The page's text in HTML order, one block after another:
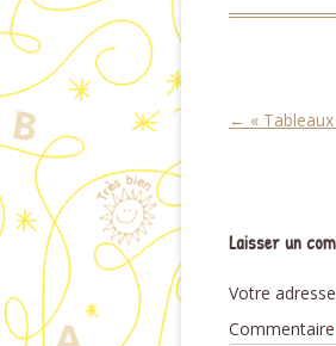
Navigation
← «
Laisser un
Votre
Commentaire